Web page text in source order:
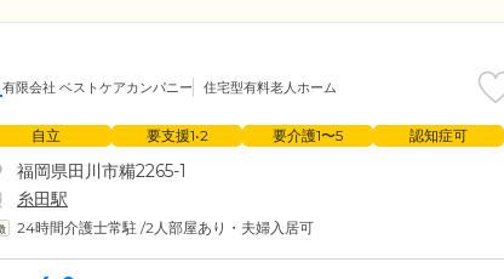
有限会社 ベストケアカンパニー 住宅型有料老人ホーム
自立 要支援1•2 要介護1〜5 認知症可
福岡県田川市糒2265-1
糸田駅
24時間介護士常駐 /2人部屋あり・夫婦入居可